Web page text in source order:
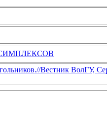
Вестник ВолГУ,